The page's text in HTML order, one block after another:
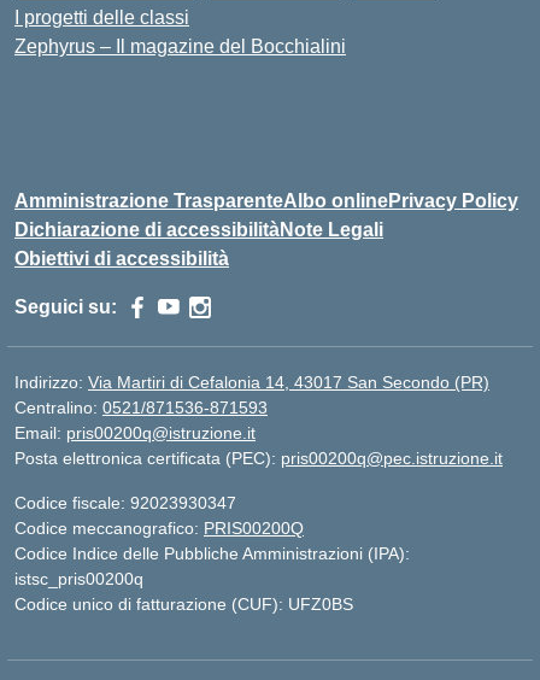
I progetti delle classi
Zephyrus – Il magazine del Bocchialini
Amministrazione TrasparenteAlbo onlinePrivacy Policy
Dichiarazione di accessibilitàNote Legali
Obiettivi di accessibilità
Seguici su:
Indirizzo: Via Martiri di Cefalonia 14, 43017 San Secondo (PR)
Centralino: 0521/871536-871593
Email: pris00200q@istruzione.it
Posta elettronica certificata (PEC): pris00200q@pec.istruzione.it
Codice fiscale: 92023930347
Codice meccanografico: PRIS00200Q
Codice Indice delle Pubbliche Amministrazioni (IPA):
istsc_pris00200q
Codice unico di fatturazione (CUF): UFZ0BS